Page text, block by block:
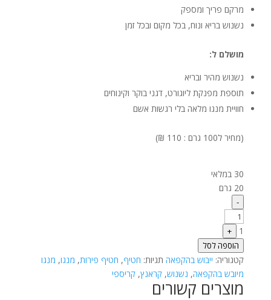
מרקם פריך ומספק
נשנוש בריא ונוח, בכל מקום ובכל זמן
מושלם ל:
נשנוש מהיר ובריא
תוספת מפנקת ליוגורט, דגני בוקר וקינוחים
חוויית מנגו מלאה בלי רגשות אשם
(מחיר ל100 גרם : 110 ₪)
30 במלאי
20 גרם
Quantity-
1
+
הוספה לסל
קטגוריה: ייבוש בהקפאה תגיות: חטיף, חטיף פירות, מנגו, מנגו
מיובש בהקפאה, נשנוש, קראנץ, קריספי
מוצרים קשורים